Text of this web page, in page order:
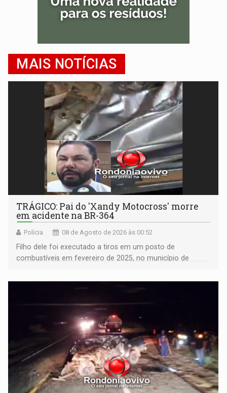
MAIS NOTÍCIAS
TRÁGICO: Pai do 'Xandy Motocross' morre
em acidente na BR-364
Polícia 08 de Agosto de 2026 às 00:52
Filho dele foi executado a tiros em um posto de
combustíveis em fevereiro de 2025, no município de